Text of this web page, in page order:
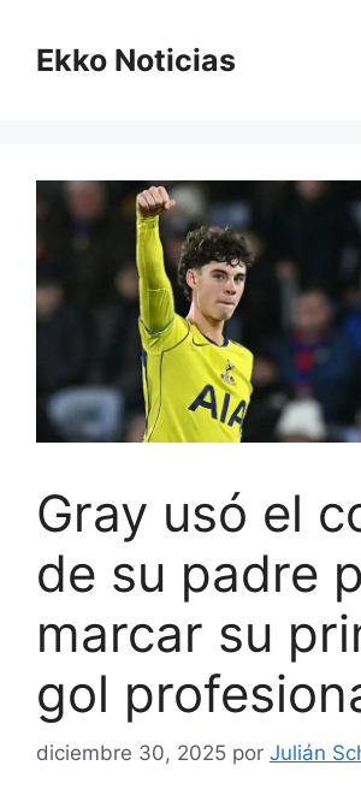
contenido
Ekko Noticias
Gray usó el
de su padre
marcar su
gol
diciembre 30, 2025 por Julián